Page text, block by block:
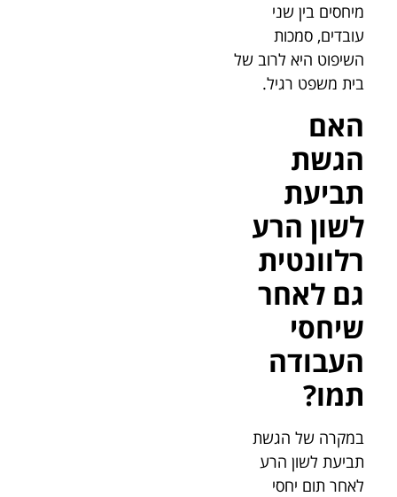
מיחסים בין שני
עובדים, סמכות
השיפוט היא לרוב של
בית משפט רגיל.
האם
הגשת
תביעת
לשון הרע
רלוונטית
גם לאחר
שיחסי
העבודה
תמו?
במקרה של הגשת
תביעת לשון הרע
לאחר תום יחסי